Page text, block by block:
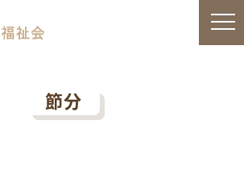
節分